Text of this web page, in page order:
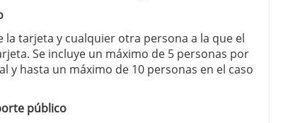
la tarjeta y cualquier otra persona a la que el
Se incluye un máximo de 5 personas por
y hasta un máximo de 10 personas en el caso
público